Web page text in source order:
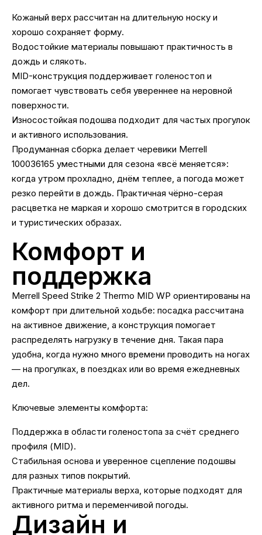
Кожаный верх рассчитан на длительную носку и
хорошо сохраняет форму.
Водостойкие материалы повышают практичность в
дождь и слякоть.
MID-конструкция поддерживает голеностоп и
помогает чувствовать себя увереннее на неровной
поверхности.
Износостойкая подошва подходит для частых прогулок
и активного использования.
Продуманная сборка делает черевики Merrell
100036165 уместными для сезона «всё меняется»:
когда утром прохладно, днём теплее, а погода может
резко перейти в дождь. Практичная чёрно-серая
расцветка не маркая и хорошо смотрится в городских
и туристических образах.
Комфорт и
поддержка
Merrell Speed Strike 2 Thermo MID WP ориентированы на
комфорт при длительной ходьбе: посадка рассчитана
на активное движение, а конструкция помогает
распределять нагрузку в течение дня. Такая пара
удобна, когда нужно много времени проводить на ногах
— на прогулках, в поездках или во время ежедневных
дел.
Ключевые элементы комфорта:
Поддержка в области голеностопа за счёт среднего
профиля (MID).
Стабильная основа и уверенное сцепление подошвы
для разных типов покрытий.
Практичные материалы верха, которые подходят для
активного ритма и переменчивой погоды.
Дизайн и